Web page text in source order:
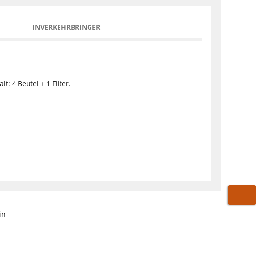
INVERKEHRBRINGER
4 Beutel + 1 Filter.